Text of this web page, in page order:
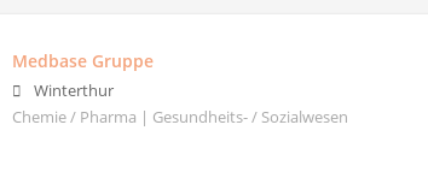
Medbase Gruppe
Winterthur
Chemie / Pharma | Gesundheits- / Sozialwesen